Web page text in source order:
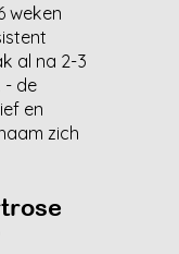
weken
al na 2-3
- de
en
zich